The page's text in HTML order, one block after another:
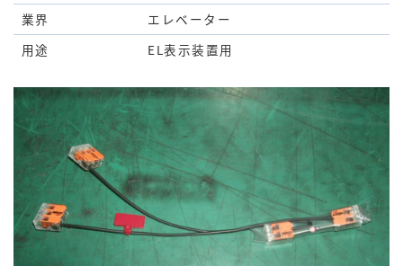
業界
エレベーター
用途
EL表示装置用